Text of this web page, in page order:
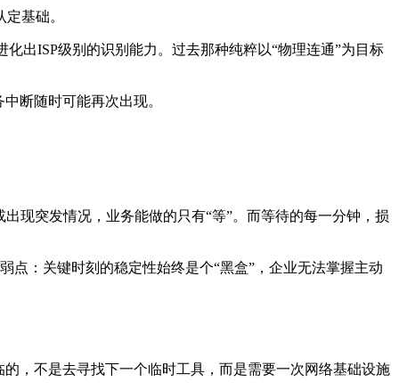
基础。
出ISP级别的识别能力。过去那种纯粹以“物理连通”为目标
断随时可能再次出现。
现突发情况，业务能做的只有“等”。而等待的每一分钟，损
点：关键时刻的稳定性始终是个“黑盒”，企业无法掌握主动
，不是去寻找下一个临时工具，而是需要一次网络基础设施